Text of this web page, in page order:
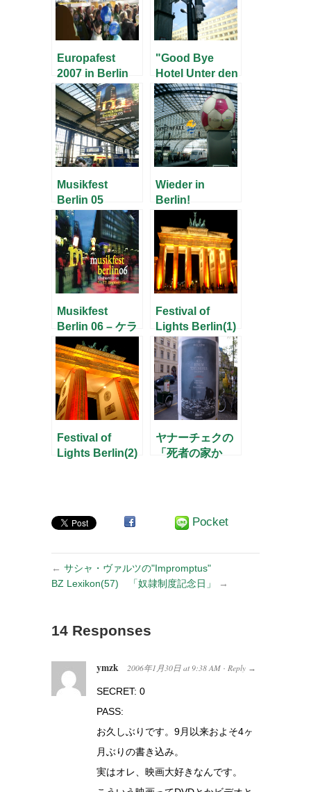
Europafest
2007 in Berlin
"Good Bye
Hotel Unter den
Linden!"
Musikfest
Berlin 05
Wieder in
Berlin!
Musikfest
Berlin 06 – ケラ
ー四重奏団 –
Festival of
Lights Berlin(1)
Festival of
Lights Berlin(2)
ヤナーチェクの
「死者の家か
Pocket
← サシャ・ヴァルツの"Impromptus"
BZ Lexikon(57) 「奴隷制度記念日」
→
14 Responses
ymzk 2006年1月30日 at 9:38 AM · Reply →
SECRET: 0
PASS:
お久しぶりです。9月以来およそ4ヶ
月ぶりの書き込み。
実はオレ、映画大好きなんです。